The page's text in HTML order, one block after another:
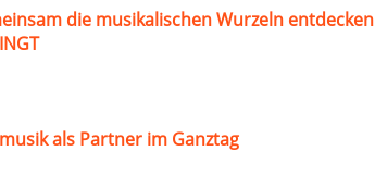
die musikalischen Wurzeln entdecken
als Partner im Ganztag